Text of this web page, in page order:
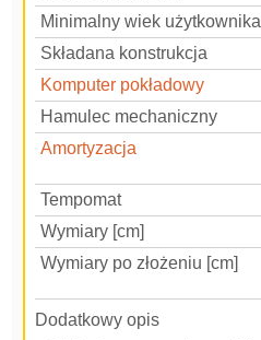
Minimalny wiek użytkownika
Składana konstrukcja
Komputer pokładowy
Hamulec mechaniczny
Amortyzacja
Tempomat
Wymiary [cm]
Wymiary po złożeniu [cm]
Dodatkowy opis